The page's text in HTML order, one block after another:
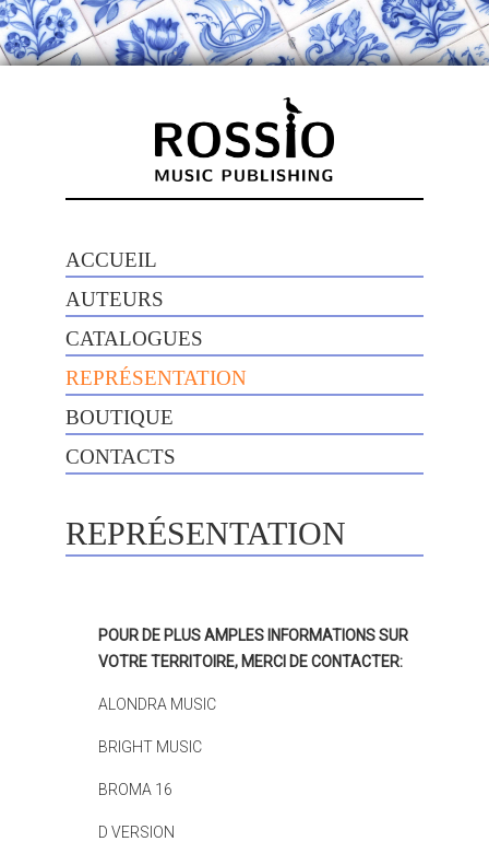
ACCUEIL
AUTEURS
CATALOGUES
REPRÉSENTATION
BOUTIQUE
CONTACTS
REPRÉSENTATION
POUR DE PLUS AMPLES INFORMATIONS SUR
VOTRE TERRITOIRE, MERCI DE CONTACTER:
ALONDRA MUSIC
BRIGHT MUSIC
BROMA 16
D VERSION